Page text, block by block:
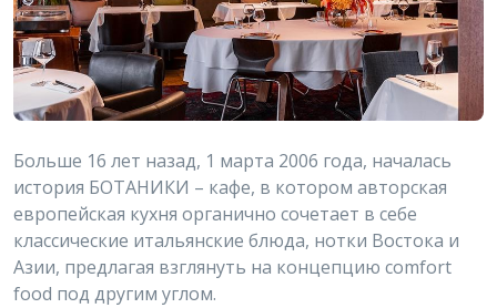
Больше 16 лет назад, 1 марта 2006 года, началась
история БОТАНИКИ – кафе, в котором авторская
европейская кухня органично сочетает в себе
классические итальянские блюда, нотки Востока и
Азии, предлагая взглянуть на концепцию comfort
food под другим углом.